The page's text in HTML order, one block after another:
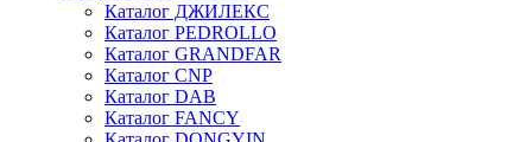
Каталог ДЖИЛЕКС
Каталог PEDROLLO
Каталог GRANDFAR
Каталог CNP
Каталог DAB
Каталог FANCY